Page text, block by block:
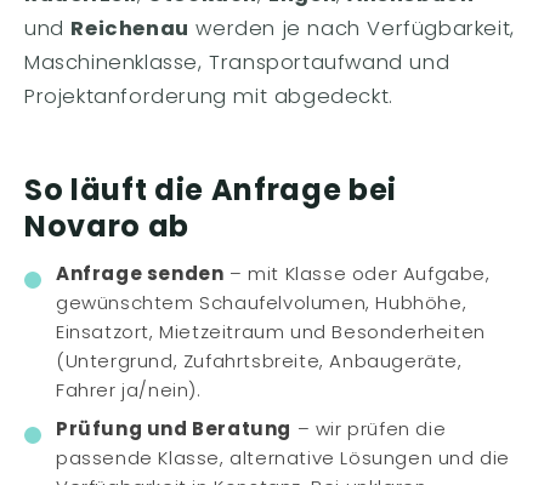
und Reichenau werden je nach Verfügbarkeit,
Maschinenklasse, Transportaufwand und
Projektanforderung mit abgedeckt.
So läuft die Anfrage bei
Novaro ab
Anfrage senden – mit Klasse oder Aufgabe,
gewünschtem Schaufelvolumen, Hubhöhe,
Einsatzort, Mietzeitraum und Besonderheiten
(Untergrund, Zufahrtsbreite, Anbaugeräte,
Fahrer ja/nein).
Prüfung und Beratung – wir prüfen die
passende Klasse, alternative Lösungen und die